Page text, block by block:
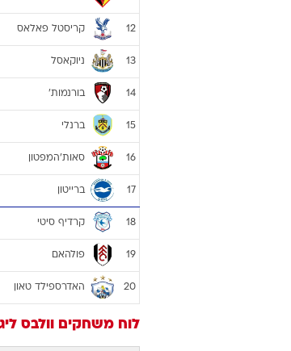
12 קריסטל פאלאס
13 ניוקאסל
14 בורנמות'
15 ברנלי
16 סאות'המפטון
17 ברייטון
18 קרדיף סיטי
19 פולהאם
20 האדרספילד טאון
לוח משחקים וולבס